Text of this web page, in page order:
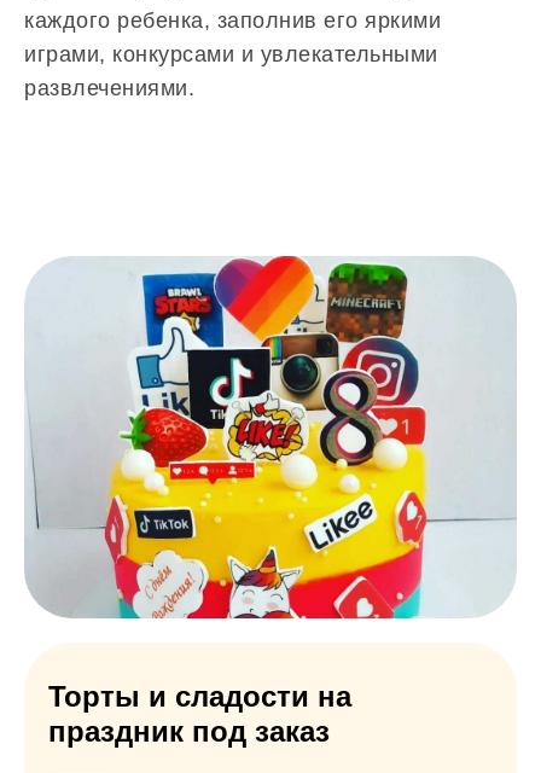
каждого ребенка, заполнив его яркими
играми, конкурсами и увлекательными
развлечениями.
Торты и сладости на
праздник под заказ